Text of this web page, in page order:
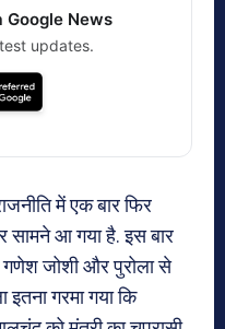
News
updates.
में एक बार फिर
सामने आ गया है. इस बार
गणेश जोशी और पुरोला से
इतना गरमा गया कि